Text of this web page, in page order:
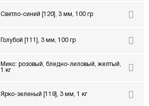
синий [120], 3 мм, 100 гр
[111], 3 мм, 100 гр
розовый, бледно-лиловый, желтый,
кг
зеленый [119], 3 мм, 1 кг